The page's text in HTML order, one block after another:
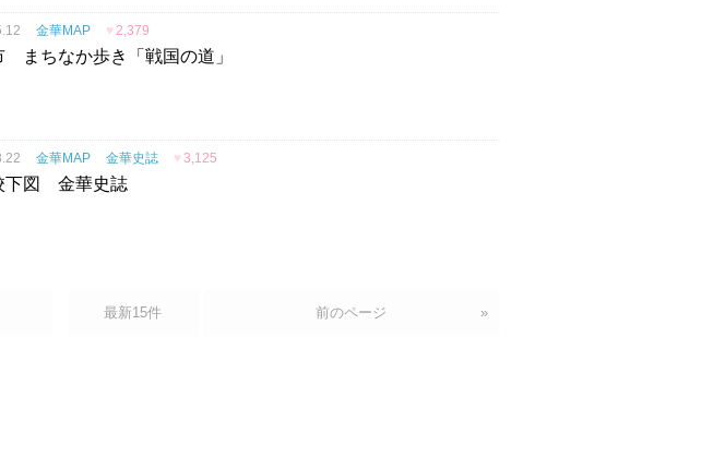
金華MAP ♥ 2,379
まちなか歩き「戦国の道」
金華MAP 金華史誌 ♥ 3,125
下図 金華史誌
最新15件 前のページ »